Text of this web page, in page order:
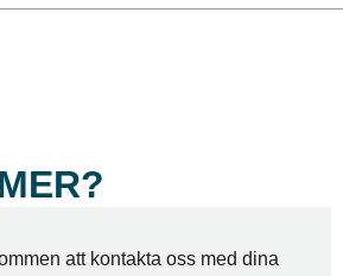
att kontakta oss med dina